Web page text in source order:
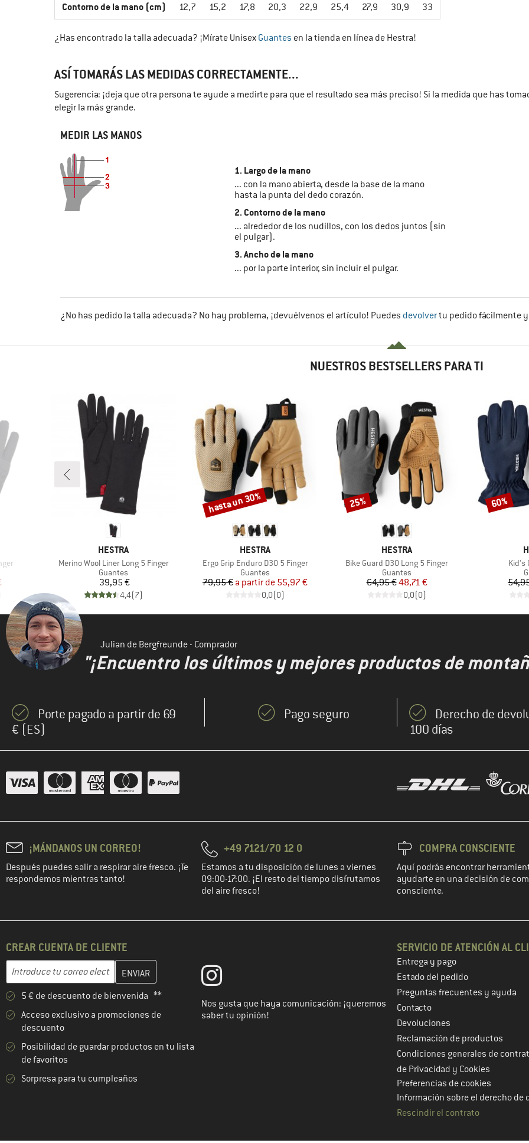
Contorno de la mano (cm) 12,7 15,2 17,8 20,3 22,9 25,4 27,9 30,9 33
¿Has encontrado la talla adecuada? ¡Mírate Unisex Guantes en la tienda en línea de Hestra!
ASÍ TOMARÁS LAS MEDIDAS CORRECTAMENTE...
Sugerencia: ¡deja que otra persona te ayude a medirte para que el resultado sea más preciso! Si la medida que has
elegir la más grande.
MEDIR LAS MANOS
1. Largo de la mano
... con la mano abierta, desde la base de la mano
hasta la punta del dedo corazón.
2. Contorno de la mano
... alrededor de los nudillos, con los dedos juntos (sin
el pulgar).
3. Ancho de la mano
... por la parte interior, sin incluir el pulgar.
¿No has pedido la talla adecuada? No hay problema, ¡devuélvenos el artículo! Puedes devolvertu pedido fácilmente
NUESTROS BESTSELLERS PARA TI
MARCA
HESTRA
Artículo
Merino Wool Liner Long 5 Finger
Product group
Guantes
Precio
39,95 €
4,4(7)
MARCA
HESTRA
Artículo
Ergo Grip Enduro D3O 5 Finger
Product group
Guantes
Precio
79,95 € Precio reducido
a partir de 55,97 €
0,0(0)
Descuento
hasta un 30%
MARCA
HESTRA
Artículo
Bike Guard D3O Long 5 Finger
Product group
Guantes
Precio
64,95 €Precio reducido
48,71 €
0,0(0)
Descuento
25%
Kid's
Descuento
60%
Julian de Bergfreunde - Comprador
"¡Encuentro los últimos y mejores productos de
Porte pagado a partir de 69
€ (ES)
Pago seguro
Derecho de
100 días
¡MÁNDANOS UN CORREO!
Después puedes salir a respirar aire fresco. ¡Te
respondemos mientras tanto!
+49 7121/70 12 0
Estamos a tu disposición de lunes a viernes
09:00-17:00. ¡El resto del tiempo disfrutamos
del aire fresco!
COMPRA CONSCIENTE
Aquí podrás encontrar
ayudarte en una decisión de
consciente.
CREAR CUENTA DE CLIENTE
Dirección de correo electrónico
Introduce aquí tu dirección de correo electrónico y crea tu cuenta de cliente en el siguiente paso
5 € de descuento de bienvenida **
Acceso exclusivo a promociones de
descuento
Posibilidad de guardar productos en tu lista
de favoritos
Sorpresa para tu cumpleaños
Nos gusta que haya comunicación: ¡queremos
saber tu opinión!
SERVICIO DE ATENCIÓN AL
Entrega y pago
Estado del pedido
Preguntas frecuentes y ayuda
Contacto
Devoluciones
Reclamación de productos
Condiciones generales de
de Privacidad y Cookies
Preferencias de cookies
Información sobre el derecho
Rescindir el contrato